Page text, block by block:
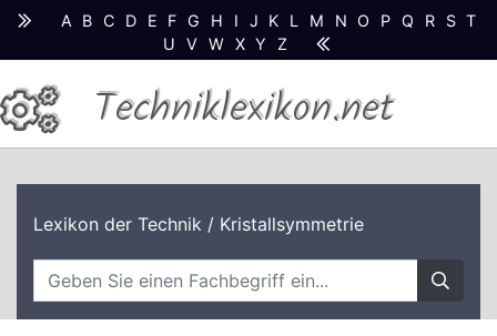
A B C D E F G H I J K L M N O P Q R S T
U
V W X Y Z
Techniklexikon.net
Lexikon der Technik / Kristallsymmetrie